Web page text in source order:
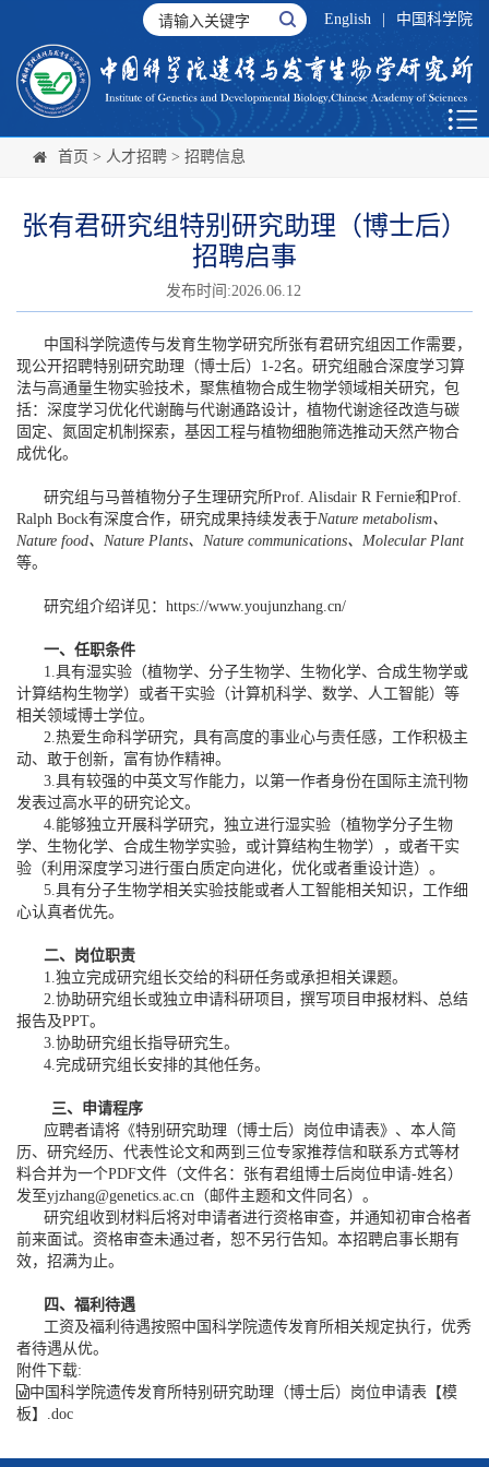
English 中国科学院
首页 > 人才招聘 > 招聘信息
张有君研究组特别研究助理（博士后）
招聘启事
发布时间:2026.06.12
中国科学院遗传与发育生物学研究所张有君研究组因工作需要，
现公开招聘特别研究助理（博士后）1-2名。研究组融合深度学习算
法与高通量生物实验技术，聚焦植物合成生物学领域相关研究，包
括：深度学习优化代谢酶与代谢通路设计，植物代谢途径改造与碳
固定、氮固定机制探索，基因工程与植物细胞筛选推动天然产物合
成优化。
研究组与马普植物分子生理研究所Prof. Alisdair R Fernie和Prof.
Ralph Bock有深度合作，研究成果持续发表于Nature metabolism、
Nature food、 Nature Plants、 Nature communications、 Molecular Plant
等。
研究组介绍详见： https://www.youjunzhang.cn/
一、任职条件
1.具有湿实验（植物学、分子生物学、生物化学、合成生物学或
计算结构生物学）或者干实验（计算机科学、数学、人工智能）等
相关领域博士学位。
2.热爱生命科学研究，具有高度的事业心与责任感，工作积极主
动、敢于创新，富有协作精神。
3.具有较强的中英文写作能力，以第一作者身份在国际主流刊物
发表过高水平的研究论文。
4.能够独立开展科学研究，独立进行湿实验（植物学分子生物
学、生物化学、合成生物学实验，或计算结构生物学），或者干实
验（利用深度学习进行蛋白质定向进化，优化或者重设计造）。
5.具有分子生物学相关实验技能或者人工智能相关知识，工作细
心认真者优先。
二、岗位职责
1.独立完成研究组长交给的科研任务或承担相关课题。
2.协助研究组长或独立申请科研项目，撰写项目申报材料、总结
报告及PPT。
3.协助研究组长指导研究生。
4.完成研究组长安排的其他任务。
三、申请程序
应聘者请将《特别研究助理（博士后）岗位申请表》、本人简
历、研究经历、代表性论文和两到三位专家推荐信和联系方式等材
料合并为一个PDF文件（文件名：张有君组博士后岗位申请-姓名）
发至yjzhang@genetics.ac.cn （邮件主题和文件同名）。
研究组收到材料后将对申请者进行资格审查，并通知初审合格者
前来面试。资格审查未通过者，恕不另行告知。本招聘启事长期有
效，招满为止。
四、福利待遇
工资及福利待遇按照中国科学院遗传发育所相关规定执行，优秀
者待遇从优。
附件下载:
中国科学院遗传发育所特别研究助理（博士后）岗位申请表【模
板】.doc